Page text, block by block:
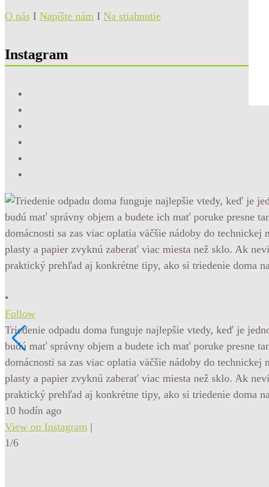
O nás I Napíšte nám I Na stiahnutie
Instagram
•
Follow
Triedenie odpadu doma funguje najlepšie vtedy, keď je
budú mať správny objem a budete ich mať poruke presne
domácnosti sa zas viac oplatia väčšie nádoby do
plasty a papier zvyknú zaberať viac miesta než sklo. Ak
praktický prehľad aj konkrétne tipy, ako si triedenie doma
10 hodín ago
View on Instagram |
1/6